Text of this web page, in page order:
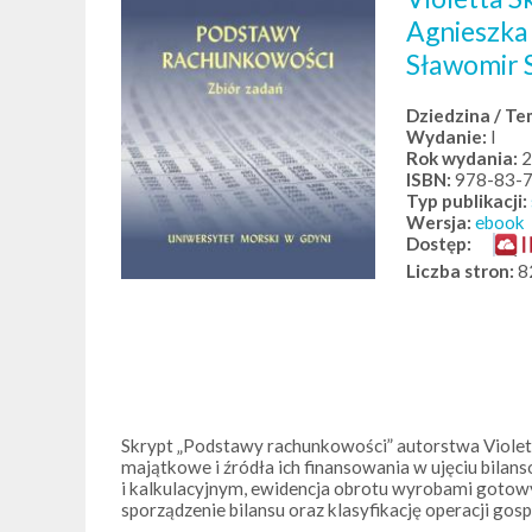
Sławomir
Dziedzina /
Wydanie: I
Rok wydania:
ISBN: 978-83-
Typ publikacji:
Wersja: ebook
Dostęp:
Liczba stron:
Skrypt „Podstawy rachunkowości” autorstwa
majątkowe i źródła ich finansowania w ujęciu
i kalkulacyjnym, ewidencja obrotu wyrobami
sporządzenie bilansu oraz klasyfikację operacji